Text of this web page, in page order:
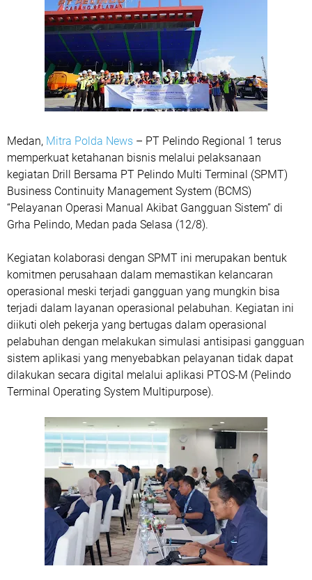
Medan, Mitra Polda News – PT Pelindo Regional 1 terus
memperkuat ketahanan bisnis melalui pelaksanaan
kegiatan Drill Bersama PT Pelindo Multi Terminal (SPMT)
Business Continuity Management System (BCMS)
“Pelayanan Operasi Manual Akibat Gangguan Sistem” di
Grha Pelindo, Medan pada Selasa (12/8).
Kegiatan kolaborasi dengan SPMT ini merupakan bentuk
komitmen perusahaan dalam memastikan kelancaran
operasional meski terjadi gangguan yang mungkin bisa
terjadi dalam layanan operasional pelabuhan. Kegiatan ini
diikuti oleh pekerja yang bertugas dalam operasional
pelabuhan dengan melakukan simulasi antisipasi gangguan
sistem aplikasi yang menyebabkan pelayanan tidak dapat
dilakukan secara digital melalui aplikasi PTOS-M (Pelindo
Terminal Operating System Multipurpose).